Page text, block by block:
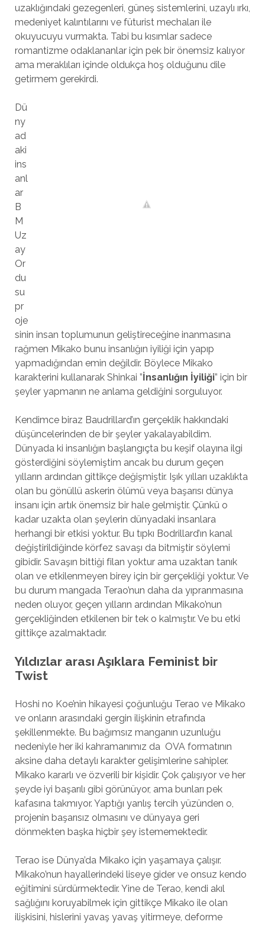
uzaklığındaki gezegenleri, güneş sistemlerini, uzaylı ırkı,
medeniyet kalıntılarını ve füturist mechaları ile
okuyucuyu vurmakta. Tabi bu kısımlar sadece
romantizme odaklananlar için pek bir önemsiz kalıyor
ama meraklıları içinde oldukça hoş olduğunu dile
getirmem gerekirdi.
Dü
ny
ad
aki
ins
anl
ar
B
M
Uz
ay
Or
du
su
pr
oje
sinin insan toplumunun geliştireceğine inanmasına
rağmen Mikako bunu insanlığın iyiliği için yapıp
yapmadığından emin değildir. Böylece Mikako
karakterini kullanarak Shinkai ”İnsanlığın İyiliği” için bir
şeyler yapmanın ne anlama geldiğini sorguluyor.
Kendimce biraz Baudrillard’ın gerçeklik hakkındaki
düşüncelerinden de bir şeyler yakalayabildim.
Dünyada ki insanlığın başlangıçta bu keşif olayına ilgi
gösterdiğini söylemiştim ancak bu durum geçen
yılların ardından gittikçe değişmiştir. Işık yılları uzaklıkta
olan bu gönüllü askerin ölümü veya başarısı dünya
insanı için artık önemsiz bir hale gelmiştir. Çünkü o
kadar uzakta olan şeylerin dünyadaki insanlara
herhangi bir etkisi yoktur. Bu tıpkı Bodrillard’ın kanal
değiştirildiğinde körfez savaşı da bitmiştir söylemi
gibidir. Savaşın bittiği filan yoktur ama uzaktan tanık
olan ve etkilenmeyen birey için bir gerçekliği yoktur. Ve
bu durum mangada Terao’nun daha da yıpranmasına
neden oluyor, geçen yılların ardından Mikako’nun
gerçekliğinden etkilenen bir tek o kalmıştır. Ve bu etki
gittikçe azalmaktadır.
Yıldızlar arası Aşıklara Feminist bir
Twist
Hoshi no Koe’nin hikayesi çoğunluğu Terao ve Mikako
ve onların arasındaki gergin ilişkinin etrafında
şekillenmekte. Bu bağımsız manganın uzunluğu
nedeniyle her iki kahramanımız da OVA formatının
aksine daha detaylı karakter gelişimlerine sahipler.
Mikako kararlı ve özverili bir kişidir. Çok çalışıyor ve her
şeyde iyi başarılı gibi görünüyor, ama bunları pek
kafasına takmıyor. Yaptığı yanlış tercih yüzünden o,
projenin başarısız olmasını ve dünyaya geri
dönmekten başka hiçbir şey istememektedir.
Terao ise Dünya’da Mikako için yaşamaya çalışır.
Mikako’nun hayallerindeki liseye gider ve onsuz kendo
eğitimini sürdürmektedir. Yine de Terao, kendi akıl
sağlığını koruyabilmek için gittikçe Mikako ile olan
ilişkisini, hislerini yavaş yavaş yitirmeye, deforme